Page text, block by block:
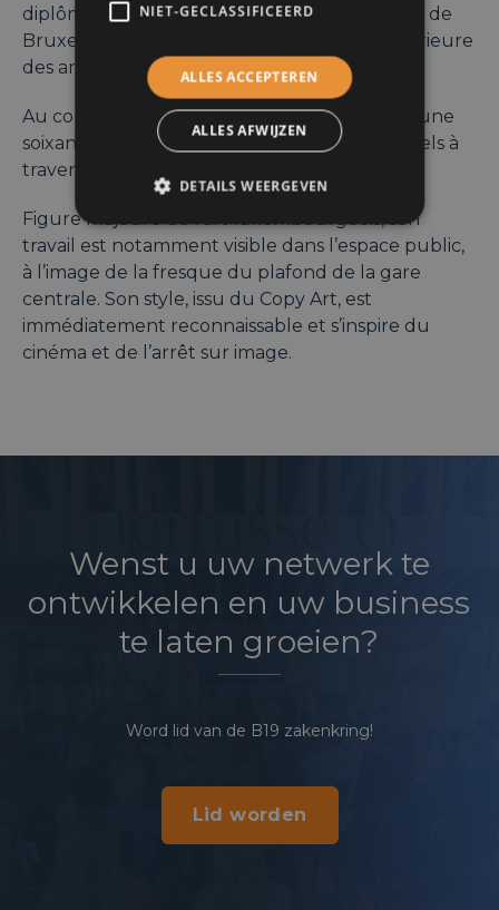
diplômé de l’Académie royale des Beaux-Arts de
Bruxelles ainsi que de l’École nationale supérieure
des arts visuels de La Cambre.
Au cours de sa carrière, il a participé à plus d’une
soixantaine d’expositions et de projets culturels à
travers le Grand-Duché.
Figure majeure de l’art luxembourgeois, son
travail est notamment visible dans l’espace public,
à l’image de la fresque du plafond de la gare
centrale. Son style, issu du Copy Art, est
immédiatement reconnaissable et s’inspire du
cinéma et de l’arrêt sur image.
Wenst u uw netwerk te
ontwikkelen en uw business
te laten groeien?
Word lid van de B19 zakenkring!
Lid worden
NIET-GECLASSIFICEERD
ALLES ACCEPTEREN
ALLES AFWIJZEN
DETAILS WEERGEVEN